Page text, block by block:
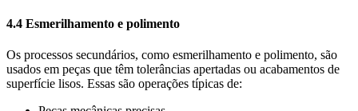
4.4 Esmerilhamento e polimento
Os processos secundários, como esmerilhamento e polimento, são
usados em peças que têm tolerâncias apertadas ou acabamentos de
superfície lisos. Essas são operações típicas de: